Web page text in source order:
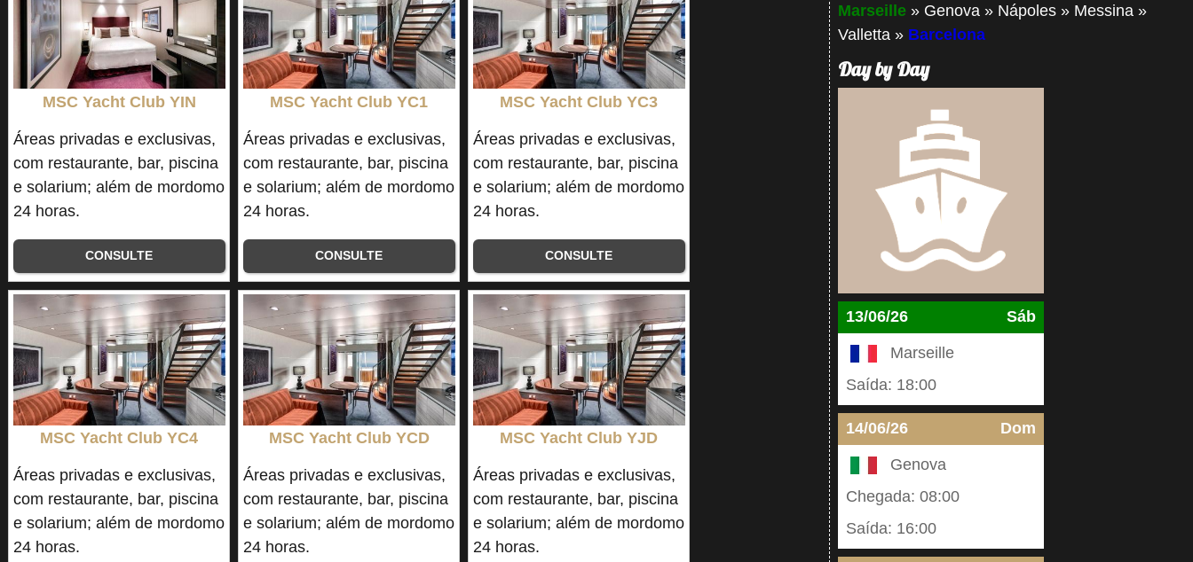
MSC Yacht Club YIN
Áreas privadas e exclusivas,
com restaurante, bar, piscina
e solarium; além de mordomo
24 horas.
CONSULTE
MSC Yacht Club YC1
Áreas privadas e exclusivas,
com restaurante, bar, piscina
e solarium; além de mordomo
24 horas.
CONSULTE
MSC Yacht Club YC3
Áreas privadas e exclusivas,
com restaurante, bar, piscina
e solarium; além de mordomo
24 horas.
CONSULTE
MSC Yacht Club YC4
Áreas privadas e exclusivas,
com restaurante, bar, piscina
e solarium; além de mordomo
24 horas.
MSC Yacht Club YCD
Áreas privadas e exclusivas,
com restaurante, bar, piscina
e solarium; além de mordomo
24 horas.
MSC Yacht Club YJD
Áreas privadas e exclusivas,
com restaurante, bar, piscina
e solarium; além de mordomo
24 horas.
Marseille » Genova » Nápoles » Messina »
Valletta » Barcelona
Day by Day
13/06/26 Sáb
Marseille
Saída: 18:00
14/06/26 Dom
Genova
Chegada: 08:00
Saída: 16:00